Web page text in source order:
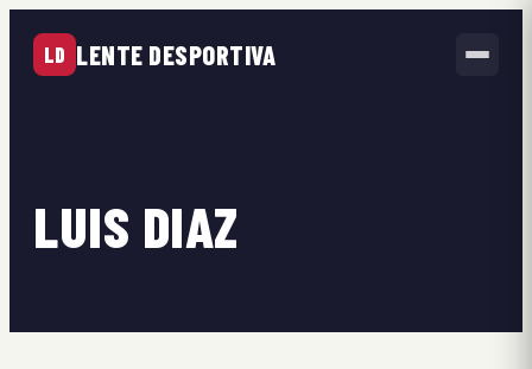
LD LENTE DESPORTIVA
LUIS DIAZ